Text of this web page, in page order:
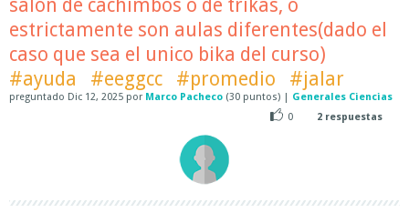
salon de cachimbos o de trikas, o
estrictamente son aulas diferentes(dado el
caso que sea el unico bika del curso)
#ayuda
#eeggcc #promedio #jalar
preguntado Dic 12, 2025 por Marco Pacheco (30 puntos) | Generales Ciencias
0
2 respuestas